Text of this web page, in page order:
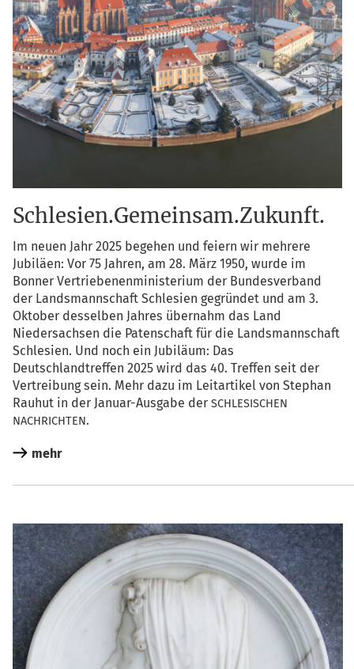
Schlesien.Gemeinsam.Zukunft.
Im neu­en Jahr 2025 bege­hen und fei­ern wir meh­re­re
Jubi­lä­en: Vor 75 Jah­ren, am 28. März 1950, wur­de im
Bon­ner Ver­trie­be­nen­mi­nis­te­ri­um der Bun­des­ver­band
der Lands­mann­schaft Schle­si­en gegrün­det und am 3.
Okto­ber des­sel­ben Jah­res über­nahm das Land
Nie­der­sach­sen die Paten­schaft für die Lands­mann­schaft
Schle­si­en. Und noch ein Jubi­lä­um: Das
Deutsch­land­tref­fen 2025 wird das 40. Tref­fen seit der
Ver­trei­bung sein. Mehr dazu im Leit­ar­ti­kel von Ste­phan
Rau­hut in der Janu­ar-Aus­ga­be der SCHLESISCHEN
NACHRICHTEN.
mehr